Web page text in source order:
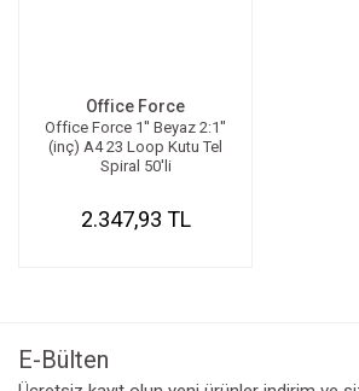
Office Force
Office Force 1'' Beyaz 2:1''
(inç) A4 23 Loop Kutu Tel
Spiral 50'li
2.347,93 TL
E-Bülten